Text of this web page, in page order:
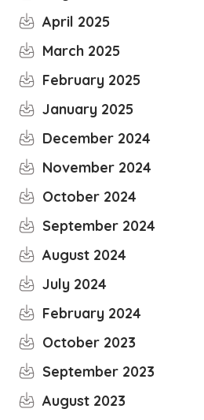
April 2025
March 2025
February 2025
January 2025
December 2024
November 2024
October 2024
September 2024
August 2024
July 2024
February 2024
October 2023
September 2023
August 2023